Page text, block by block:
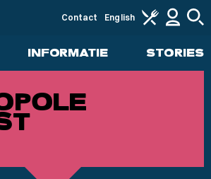
INFORMATIE STORIES
Contact English